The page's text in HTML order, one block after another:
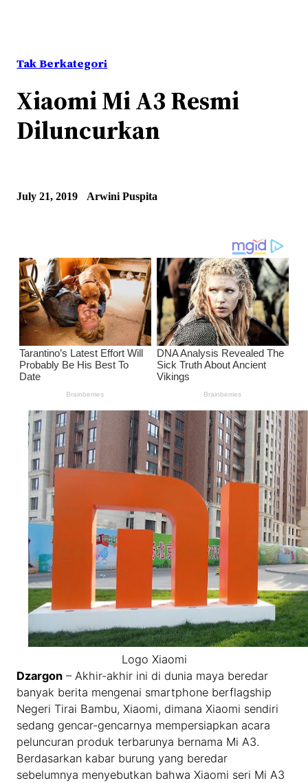
Tak Berkategori
Xiaomi Mi A3 Resmi
Diluncurkan
July 21, 2019 Arwini Puspita
Logo Xiaomi
Dzargon – Akhir-akhir ini di dunia maya beredar
banyak berita mengenai smartphone berflagship
Negeri Tirai Bambu, Xiaomi, dimana Xiaomi sendiri
sedang gencar-gencarnya mempersiapkan acara
peluncuran produk terbarunya bernama Mi A3.
Berdasarkan kabar burung yang beredar
sebelumnya menyebutkan bahwa Xiaomi seri Mi A3